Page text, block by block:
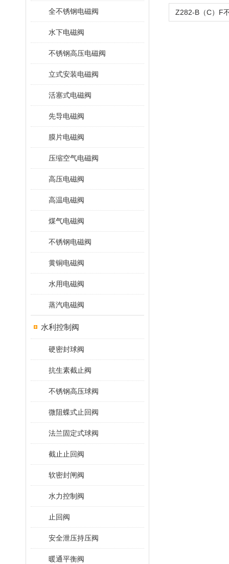
全不锈钢电磁阀
水下电磁阀
不锈钢高压电磁阀
立式安装电磁阀
活塞式电磁阀
先导电磁阀
膜片电磁阀
压缩空气电磁阀
高压电磁阀
高温电磁阀
煤气电磁阀
不锈钢电磁阀
黄铜电磁阀
水用电磁阀
蒸汽电磁阀
水利控制阀
硬密封球阀
抗生素截止阀
不锈钢高压球阀
微阻蝶式止回阀
法兰固定式球阀
截止止回阀
软密封闸阀
水力控制阀
止回阀
安全泄压持压阀
暖通平衡阀